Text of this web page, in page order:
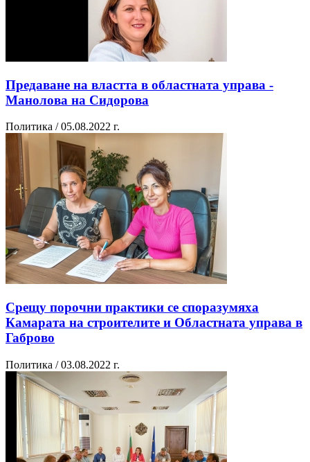
Предаване на властта в областната управа -
Манолова на Сидорова
Политика / 05.08.2022 г.
Срещу порочни практики се споразумяха
Камарата на строителите и Областната управа в
Габрово
Политика / 03.08.2022 г.